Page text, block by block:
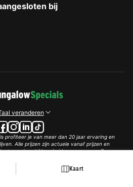
Kaart
bij
veranderen
profiteer je van meer dan 20 jaar ervaring en
Alle prijzen zijn actuele vanaf prijzen en
en beschikbaarheid weergegeven. Deze
reserveringskosten, verplichte toeslagen per
Door middel van cookies willen